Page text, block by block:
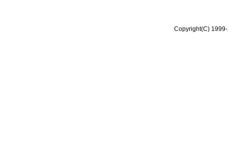
Copyright(C)